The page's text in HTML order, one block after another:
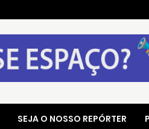
SEJA O NOSSO REPÓRTER